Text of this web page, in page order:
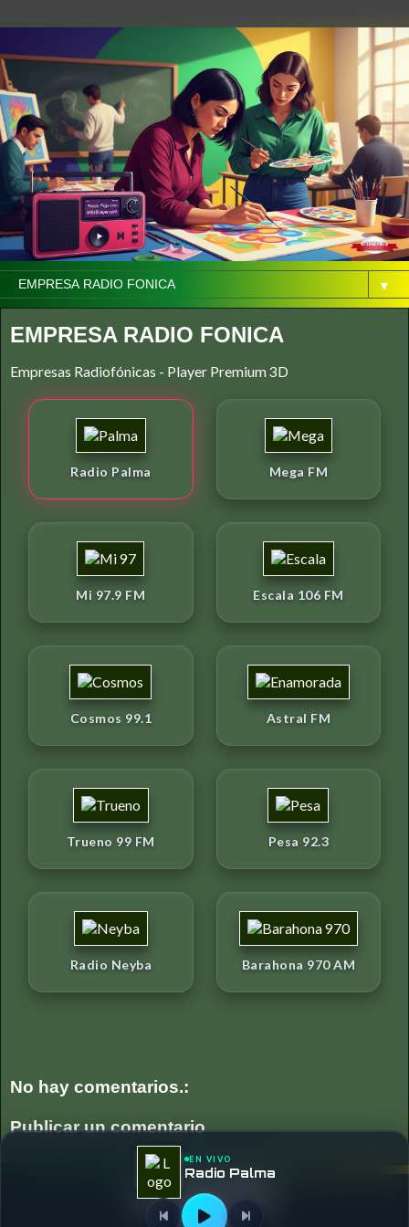
▼
EMPRESA RADIO FONICA
Empresas Radiofónicas - Player Premium 3D
Radio Palma Mega FM
Mi 97.9 FM Escala 106 FM
Cosmos 99.1 Astral FM
Trueno 99 FM Pesa 92.3
Radio Neyba Barahona 970 AM
EN VIVO
Radio Palma
No hay comentarios.:
Publicar un comentario
Página Principal